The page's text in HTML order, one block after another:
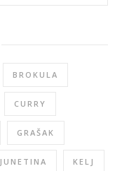
BROKULA
CURRY
GRAŠAK
JUNETINA KELJ